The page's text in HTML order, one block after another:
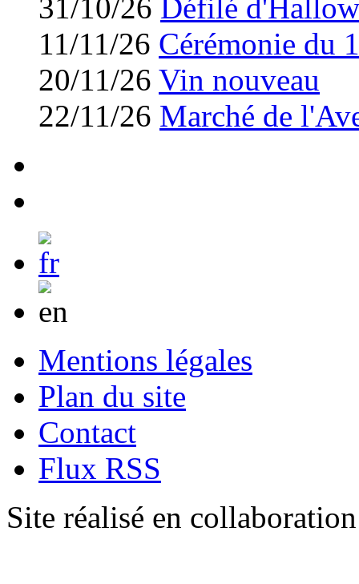
31/10/26 Défilé
11/11/26 Cérémonie du
20/11/26 Vin nouveau
22/11/26 Marché de
Mentions légales
Plan du site
Contact
Flux RSS
Site réalisé en